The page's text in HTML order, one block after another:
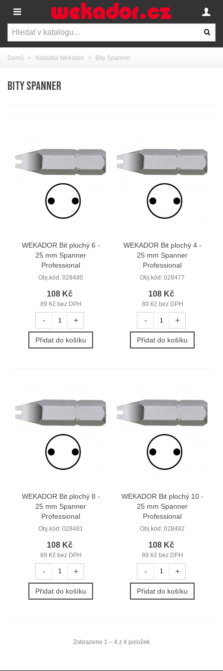
Domů > Nabídka Wekador > Bity Spanner
BITY SPANNER
WEKADOR Bit plochý 6 -
25 mm Spanner
Professional
Obj.kód: 028480
108 Kč
89 Kč bez DPH
- +
Přidat do košíku
WEKADOR Bit plochý 4 -
25 mm Spanner
Professional
Obj.kód: 028477
108 Kč
89 Kč bez DPH
- +
Přidat do košíku
WEKADOR Bit plochý 8 -
25 mm Spanner
Professional
Obj.kód: 028481
108 Kč
89 Kč bez DPH
- +
Přidat do košíku
WEKADOR Bit plochý 10 -
25 mm Spanner
Professional
Obj.kód: 028482
108 Kč
89 Kč bez DPH
- +
Přidat do košíku
Zobrazeno 1 – 4 z 4 položek